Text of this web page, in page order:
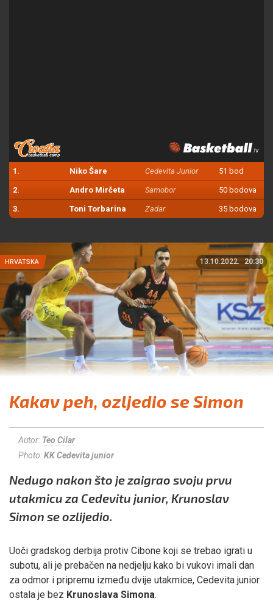
1. Niko Šare Cedevita Junior 51 bod
2. Andro Mirčeta Samobor 50 bodova
3. Toni Torbarina Zadar 35 bodova
HRVATSKA 13.10.2022. 20:30
Kakav peh, ozljedio se Simon
Autor: Teo Cilar
Photo:KK Cedevita junior
Nedugo nakon što je zaigrao svoju prvu
utakmicu za Cedevitu junior, Krunoslav
Simon se ozlijedio.
Uoči gradskog derbija protiv Cibone koji se trebao igrati u
subotu, ali je prebačen na nedjelju kako bi vukovi imali dan
za odmor i pripremu između dvije utakmice, Cedevita junior
ostala je bez Krunoslava Simona.